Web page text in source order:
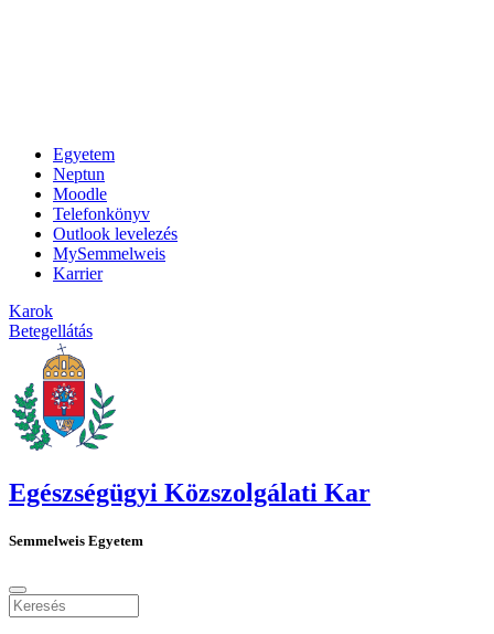
Egyetem
Neptun
Moodle
Telefonkönyv
Outlook levelezés
MySemmelweis
Karrier
Karok
Betegellátás
Egészségügyi Közszolgálati Kar
Semmelweis Egyetem